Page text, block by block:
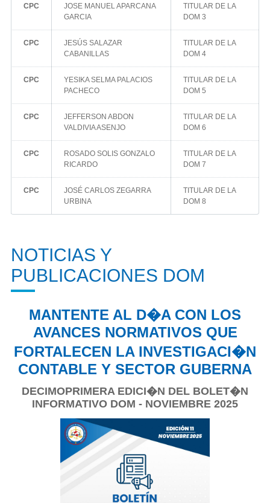
CPC
JOSE MANUEL APARCANA
GARCIA
TITULAR DE LA
DOM 3
CPC
JESÚS SALAZAR
CABANILLAS
TITULAR DE LA
DOM 4
CPC
YESIKA SELMA PALACIOS
PACHECO
TITULAR DE LA
DOM 5
CPC
JEFFERSON ABDON
VALDIVIA ASENJO
TITULAR DE LA
DOM 6
CPC
ROSADO SOLIS GONZALO
RICARDO
TITULAR DE LA
DOM 7
CPC
JOSÉ CARLOS ZEGARRA
URBINA
TITULAR DE LA
DOM 8
NOTICIAS Y
PUBLICACIONES DOM
MANTENTE AL D�A CON LOS
AVANCES NORMATIVOS QUE
FORTALECEN LA INVESTIGACI�N
CONTABLE Y SECTOR GUBERNA
DECIMOPRIMERA EDICI�N DEL BOLET�N
INFORMATIVO DOM - NOVIEMBRE 2025